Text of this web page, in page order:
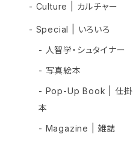
- Culture | カルチャー
- Special | いろいろ
- 人智学・シュタイナー
- 写真絵本
- Pop-Up Book | 仕掛
本
- Magazine | 雑誌